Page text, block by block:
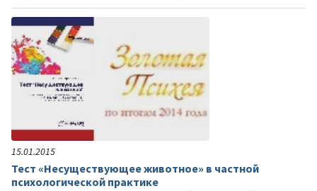
15.01.2015
Тест «Несуществующее животное» в частной
психологической практике